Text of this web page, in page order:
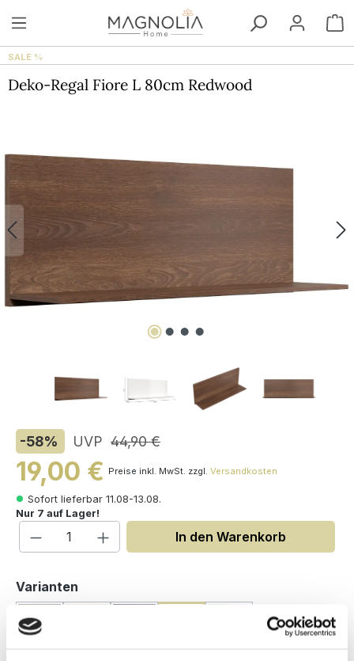
Zum Hauptinhalt springen
SALE %
Deko-Regal Fiore L 80cm Redwood
-58% UVP 44,90 €
19,00 € Preise inkl. MwSt. zzgl. Versandkosten
Sofort lieferbar 11.08-13.08.
Nur 7 auf Lager!
Produkt Anzahl: Gib den
In den Warenkorb
Varianten